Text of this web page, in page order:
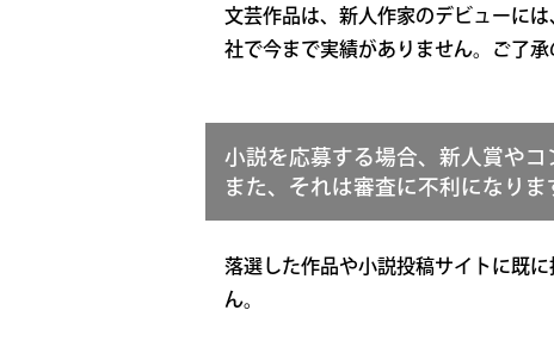
文芸作品は、新人作家のデビューに
社で今まで実績がありません。ご了承
小説を応募する場合、新人賞や
また、それは審査に不利になりま
落選した作品や小説投稿サイトに既
ん。